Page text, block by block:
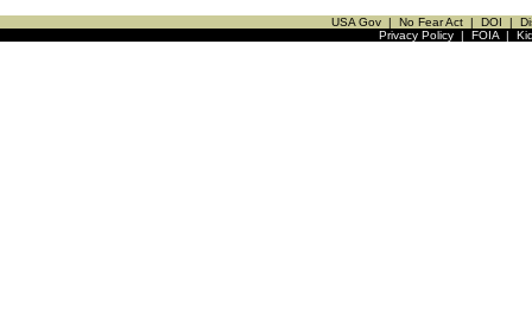
USA Gov | No Fear Act | DOI |
Privacy Policy| FOIA|